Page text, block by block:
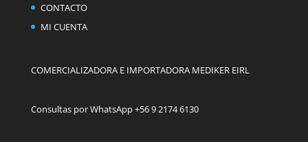
CONTACTO
MI CUENTA
COMERCIALIZADORA E IMPORTADORA MEDIKER EIRL
Consultas por WhatsApp +56 9 2174 6130